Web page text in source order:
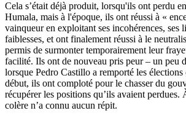
Cela s’était déjà produit, lorsqu'ils ont perdu
Humala, mais à l'époque, ils ont réussi à «
vainqueur en exploitant ses incohérences, ses
faiblesses, et ont finalement réussi à le
permis de surmonter temporairement leur
facilité. Ils ont de nouveau pris peur – un peu
lorsque Pedro Castillo a remporté les élections
début, ils ont comploté pour le chasser du
récupérer les positions qu’ils avaient perdues.
colère n’a connu aucun répit.